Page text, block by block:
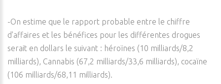
-On estime que le rapport probable entre le chiffre
d'affaires et les bénéfices pour les différentes drogues
serait en dollars le suivant : héroïnes (10 milliards/8,2
milliards), Cannabis (67,2 milliards/33,6 milliards), cocaïne
(106 milliards/68,11 milliards).